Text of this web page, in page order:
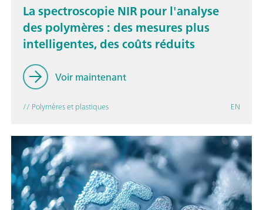
La spectroscopie NIR pour l'analyse
des polymères : des mesures plus
intelligentes, des coûts réduits
Voir maintenant
// Polymères et plastiques EN